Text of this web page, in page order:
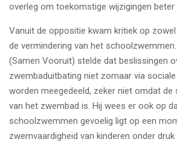
overleg om toekomstige wijzigingen
Vanuit de oppositie kwam kritiek op
de vermindering van het
(Samen Vooruit) stelde dat beslissingen
zwembaduitbating niet zomaar via
worden meegedeeld, zeker niet omdat de
van het zwembad is. Hij wees er ook op
schoolzwemmen gevoelig ligt op een
zwemvaardigheid van kinderen onder